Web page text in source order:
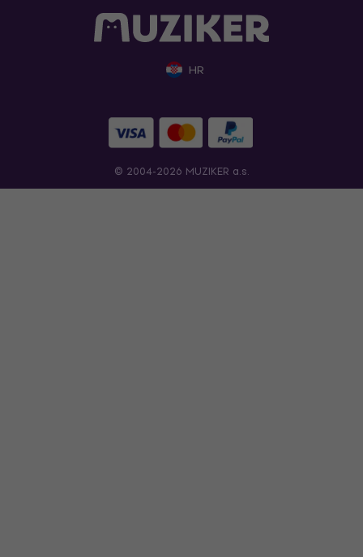
HR
© 2004-2026 MUZIKER a.s.